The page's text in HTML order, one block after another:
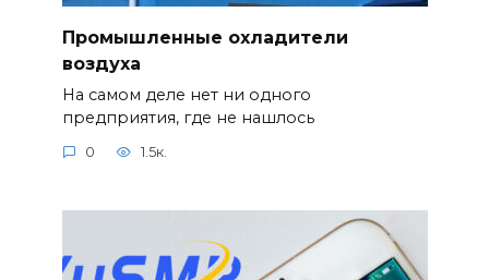
Промышленные охладители
воздуха
На самом деле нет ни одного
предприятия, где не нашлось
0 1.5к.